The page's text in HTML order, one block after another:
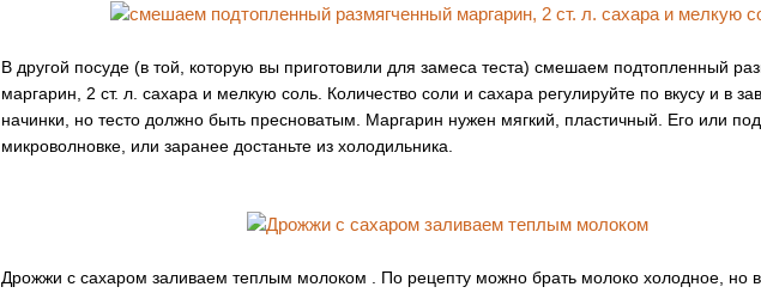
В другой посуде (в той, которую вы приготовили для замеса теста) смешаем подтопленный
маргарин, 2 ст. л. сахара и мелкую соль. Количество соли и сахара регулируйте по вкусу и в
начинки, но тесто должно быть пресноватым. Маргарин нужен мягкий, пластичный. Его или
микроволновке, или заранее достаньте из холодильника.
Дрожжи с сахаром заливаем теплым молоком . По рецепту можно брать молоко холодное, но